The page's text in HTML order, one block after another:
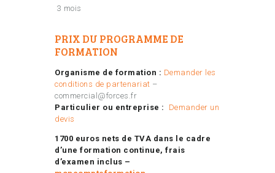
3 mois
PRIX DU PROGRAMME DE
FORMATION
Organisme de formation : Demander les
conditions de partenariat –
commercial@forces.fr
Particulier ou entreprise : Demander un
devis
1700 euros nets de TVA dans le cadre
d’une formation continue, frais
d’examen inclus –